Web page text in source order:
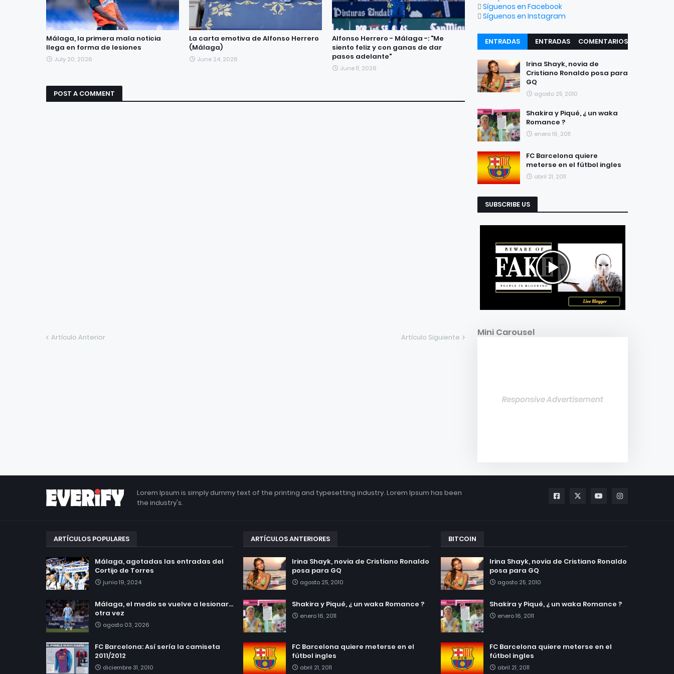
Málaga, la primera mala noticia
llega en forma de lesiones
July 20, 2026
La carta emotiva de Alfonso Herrero
(Málaga)
June 24, 2026
Alfonso Herrero - Málaga -: "Me
siento feliz y con ganas de dar
pasos adelante"
June 11, 2026
POST A COMMENT
Artículo Anterior Artículo Siguiente
Síguenos en Facebook
Síguenos en Instagram
ENTRADAS
RECIENTES
ENTRADAS
COMENTARIOS
Irina Shayk, novia de
Cristiano Ronaldo posa para
GQ
agosto 25, 2010
Shakira y Piqué, ¿ un waka
Romance ?
enero 16, 2011
FC Barcelona quiere
meterse en el fútbol ingles
abril 21, 2011
SUBSCRIBE US
Mini Carousel
Responsive Advertisement
Lorem Ipsum is simply dummy text of the printing and typesetting industry. Lorem Ipsum has been
the industry's.
ARTÍCULOS POPULARES
Málaga, agotadas las entradas del
Cortijo de Torres
junio 19, 2024
Málaga, el medio se vuelve a lesionar...
otra vez
agosto 03, 2026
FC Barcelona: Así sería la camiseta
2011/2012
diciembre 31, 2010
ARTÍCULOS ANTERIORES
Irina Shayk, novia de Cristiano Ronaldo
posa para GQ
agosto 25, 2010
Shakira y Piqué, ¿ un waka Romance ?
enero 16, 2011
FC Barcelona quiere meterse en el
fútbol ingles
abril 21, 2011
BITCOIN
Irina Shayk, novia de Cristiano Ronaldo
posa para GQ
agosto 25, 2010
Shakira y Piqué, ¿ un waka Romance ?
enero 16, 2011
FC Barcelona quiere meterse en el
fútbol ingles
abril 21, 2011